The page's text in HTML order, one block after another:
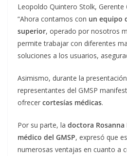
Leopoldo Quintero Stolk, Gerente
“Ahora contamos con un equipo
superior, operado por nosotros
permite trabajar con diferentes
soluciones a los usuarios,
Asimismo, durante la
representantes del GMSP
ofrecer cortesías médicas.
Por su parte, la doctora
médico del GMSP, expresó que
numerosas ventajas en cuanto a